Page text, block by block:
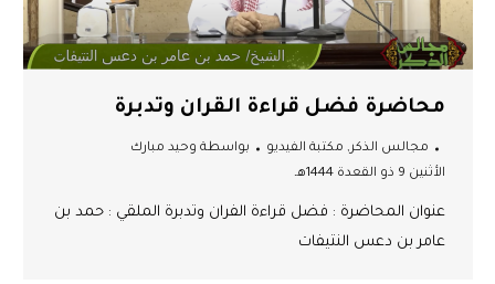
محاضرة فضل قراءة القران وتدبرة
مجالس الذكر, مكتبة الفيديو بواسطة وحيد مبارك
الأثنين 9 ذو القعدة 1444هـ
عنوان المحاضرة : فضل قراءة الفران وتدبرة الملقي : حمد بن
عامر بن دعس النتيفات